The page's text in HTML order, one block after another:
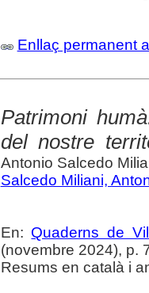
Enllaç permanent
Patrimoni
del nostre
Antonio Salcedo
Salcedo Miliani,
En: Quaderns de
(novembre 2024), p.
Resums en català i